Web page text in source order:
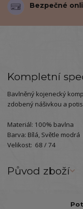
Bezpečné
Kompletní
Bavlněný kojenecký
zdobený nášivkou a
Materiál: 100% bavlna
Barva: Bílá, Světle modrá
Velikost: 68 / 74
Původ zboží